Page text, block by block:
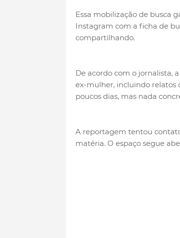
Essa mobilização de busca
Instagram com a ficha de
compartilhando.
De acordo com o jornalista,
ex-mulher, incluindo relatos
poucos dias, mas nada
A reportagem tentou
matéria. O espaço segue